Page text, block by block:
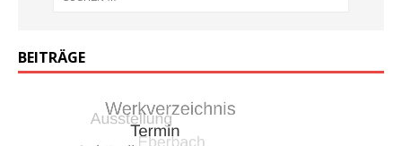
BEITRÄGE